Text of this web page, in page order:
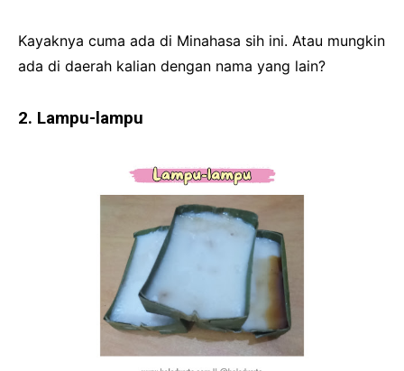
Kayaknya cuma ada di Minahasa sih ini. Atau mungkin
ada di daerah kalian dengan nama yang lain?
2. Lampu-lampu